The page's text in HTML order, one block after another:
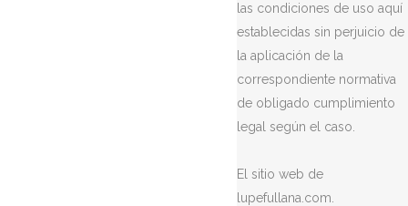
las condiciones de uso aquí
establecidas sin perjuicio de
la aplicación de la
correspondiente normativa
de obligado cumplimiento
legal según el caso.
El sitio web de
lupefullana.com.